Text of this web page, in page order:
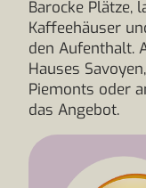
Barocke Plätze,
Kaffeehäuser
den Aufenthalt.
Hauses
Piemonts oder
das Angebot.